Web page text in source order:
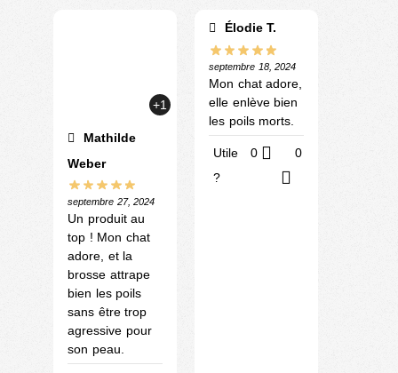
+1
Mathilde
Weber
septembre 27, 2024
Un produit au
top ! Mon chat
adore, et la
brosse attrape
bien les poils
sans être trop
agressive pour
son peau.
Élodie T.
septembre 18, 2024
Mon chat adore,
elle enlève bien
les poils morts.
Utile
?
0 0